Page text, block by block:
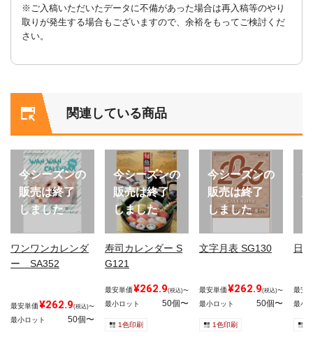
※ご入稿いただいたデータに不備があった場合は再入稿等のやり
取りが発生する場合もございますので、余裕をもってご検討くだ
さい。
関連している商品
今シーズンの
販売は終了
しました
ワンワンカレンダ
ー SA352
最安単価¥262.9(税込)〜
最小ロット 50個〜
今シーズンの
販売は終了
しました
寿司カレンダー S
G121
最安単価¥262.9(税込)〜
最小ロット 50個〜
1色印刷
今シーズンの
販売は終了
しました
文字月表 SG130
最安単価¥262.9(税込)〜
最小ロット 50個〜
1色印刷
日
最安
最小